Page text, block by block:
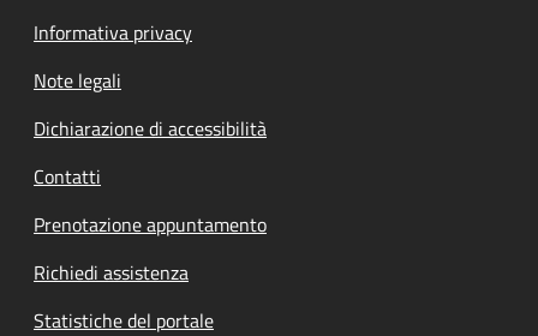
Informativa privacy
Note legali
Dichiarazione di accessibilità
Contatti
Prenotazione appuntamento
Richiedi assistenza
Statistiche del portale